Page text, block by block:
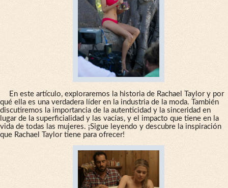
En este artículo, exploraremos la historia de Rachael Taylor y por
qué ella es una verdadera líder en la industria de la moda. También
discutiremos la importancia de la autenticidad y la sinceridad en
lugar de la superficialidad y las vacías, y el impacto que tiene en la
vida de todas las mujeres. ¡Sigue leyendo y descubre la inspiración
que Rachael Taylor tiene para ofrecer!